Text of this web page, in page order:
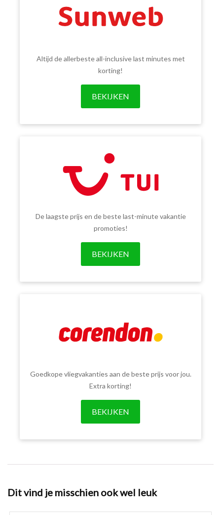
Altijd de allerbeste all-inclusive last minutes met
korting!
BEKIJKEN
De laagste prijs en de beste last-minute vakantie
promoties!
BEKIJKEN
Goedkope vliegvakanties aan de beste prijs voor jou.
Extra korting!
BEKIJKEN
Dit vind je misschien ook wel leuk